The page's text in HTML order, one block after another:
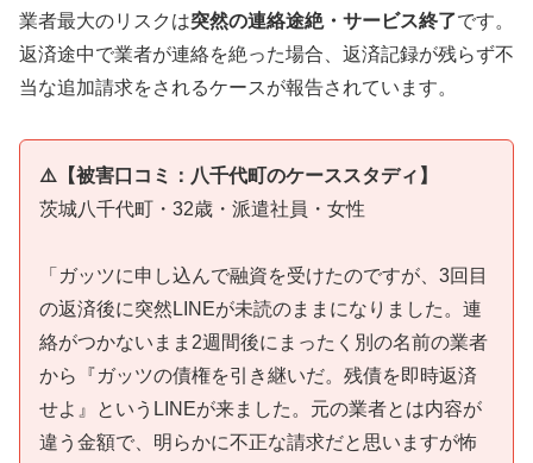
業者最大のリスクは突然の連絡途絶・サービス終了です。
返済途中で業者が連絡を絶った場合、返済記録が残らず不
当な追加請求をされるケースが報告されています。
⚠️【被害口コミ：八千代町のケーススタディ】
茨城八千代町・32歳・派遣社員・女性
「ガッツに申し込んで融資を受けたのですが、3回目
の返済後に突然LINEが未読のままになりました。連
絡がつかないまま2週間後にまったく別の名前の業者
から『ガッツの債権を引き継いだ。残債を即時返済
せよ』というLINEが来ました。元の業者とは内容が
違う金額で、明らかに不正な請求だと思いますが怖